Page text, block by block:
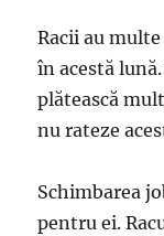
Racii au
în acestă
plătească
nu rateze
Schimbarea
pentru ei.